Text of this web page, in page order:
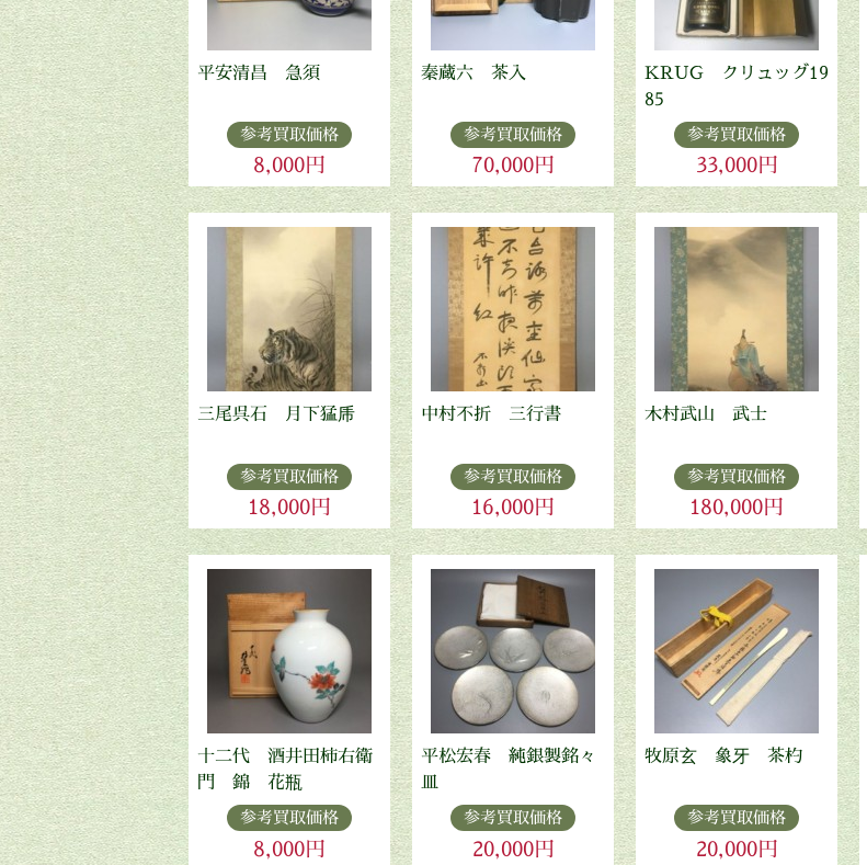
平安清昌 急須
参考買取価格
8,000円
秦蔵六 茶入
参考買取価格
70,000円
KRUG クリュッグ19
85
参考買取価格
33,000円
三尾呉石 月下猛乕
参考買取価格
18,000円
中村不折 三行書
参考買取価格
16,000円
木村武山 武士
参考買取価格
180,000円
十二代 酒井田柿右衛
門 錦 花瓶
参考買取価格
8,000円
平松宏春 純銀製銘々
皿
参考買取価格
20,000円
牧原玄 象牙 茶杓
参考買取価格
20,000円